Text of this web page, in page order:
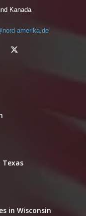
Kanada
amerika.de
Texas
in Wisconsin